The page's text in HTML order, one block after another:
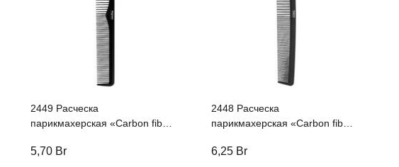
2449 Расческа
парикмахерская «Carbon fiber»
5,70 Br
2448 Расческа
парикмахерская «Carbon fiber»
6,25 Br